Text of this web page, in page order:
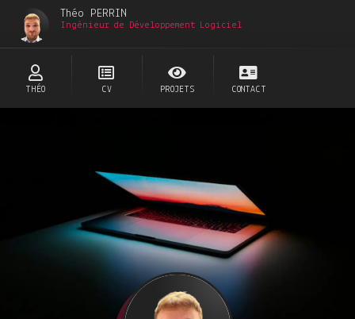
Théo PERRIN
Ingénieur de Développement Logiciel
THÉO CV PROJETS CONTACT